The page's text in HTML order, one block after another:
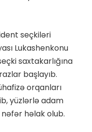
seçkiləri
Lukashenkonu
saxtakarlığına
başlayıb.
orqanları
yüzlərlə adam
nəfər həlak olub.